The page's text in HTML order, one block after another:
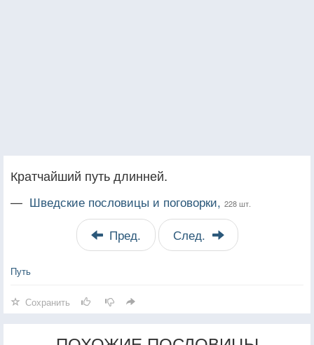
Кратчайший путь длинней.
— Шведские пословицы и поговорки, 228 шт.
Пред. След.
Путь
Сохранить